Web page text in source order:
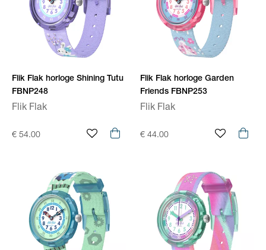
Flik Flak horloge Shining Tutu
FBNP248
Flik Flak
€ 54.00
Flik Flak horloge Garden
Friends FBNP253
Flik Flak
€ 44.00